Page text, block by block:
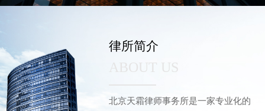
律所简介
ABOUT US
北京天霜律师事务所是一家专业化的